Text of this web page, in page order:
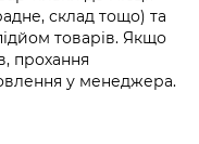
склад тощо) та
товарів. Якщо
прохання
у менеджера.